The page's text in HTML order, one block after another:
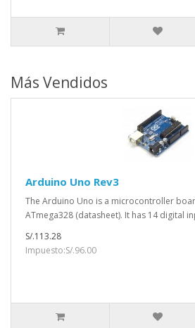
Más Vendidos
Arduino Uno Rev3
The Arduino Uno is a microcontroller
ATmega328 (datasheet). It has 14 digital
S/.113.28
Impuesto:S/.96.00